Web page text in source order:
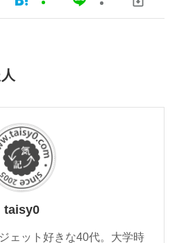
taisy0
ェット好きな40代。大学時